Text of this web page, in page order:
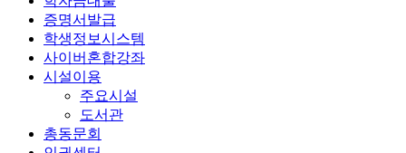
증명서발급
학생정보시스템
사이버혼합강좌
시설이용
주요시설
도서관
총동문회